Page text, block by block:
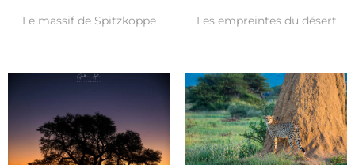
Le massif de Spitzkoppe Les empreintes du désert